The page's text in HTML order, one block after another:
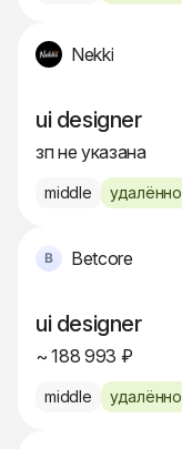
Nekki
ui designer
зп не указана
middle удалённо
Betcore
ui designer
~ 188 993 ₽
middle удалённо